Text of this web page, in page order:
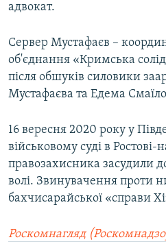
адвокат.
Сервер Мустафаєв –
об'єднання «Кримська
після обшуків силовики
Мустафаєва та Едема
16 вересня 2020 року у
військовому суді в
правозахисника засудили
волі. Звинувачення проти
бахчисарайської «справи
Роскомнагляд